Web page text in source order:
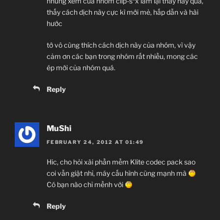
thấy cách dịch này cực kì mới mẻ, hấp dẫn và hài
hước
tớ vô cùng thích cách dịch này của nhóm, vì vậy
cảm ơn các bạn trong nhóm rất nhiều, mong các
ép mới của nhóm quá.
Reply
MuShi
FEBRUARY 24, 2012 AT 01:49
Hic, cho hỏi xài phần mềm Klite codec pack sao
coi vẫn giật nhỉ, máy cấu hình cũng mạnh mà
Có bạn nào chỉ mềnh với
Reply